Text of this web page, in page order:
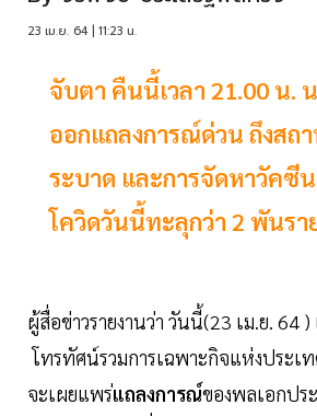
23 เม.ย. 64 | 11:23 น.
จับตา คืนนี้เวลา 21.00 น.
ออกแถลงการณ์ด่วน ถึงสถ
ระบาด และการจัดหาวัคซี
โควิดวันนี้ทะลุกว่า 2 พันรา
ผู้สื่อข่าวรายงานว่า วันนี้(23 เม.ย. 64 )
โทรทัศน์รวมการเฉพาะกิจแห่งประเ
จะเผยแพร่แถลงการณ์ของพลเอกปร